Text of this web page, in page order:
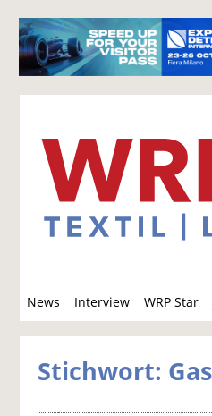
News Interview WRP Star
Stichwort: